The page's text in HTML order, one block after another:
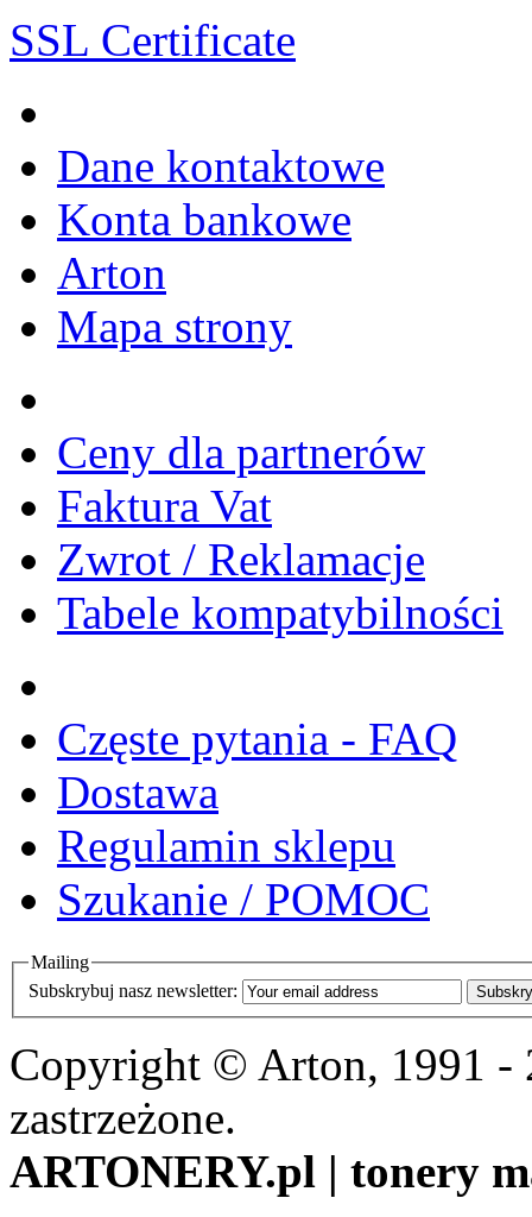
SSL Certificate
Dane kontaktowe
Konta bankowe
Arton
Mapa strony
Ceny dla partnerów
Faktura Vat
Zwrot / Reklamacje
Tabele kompatybilności
Częste pytania - FAQ
Dostawa
Regulamin sklepu
Szukanie / POMOC
Mailing
Subskrybuj nasz newsletter:
Copyright © Arton, 1991 -
zastrzeżone.
ARTONERY.pl | tonery